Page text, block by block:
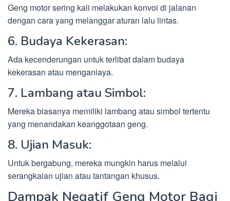
Geng motor sering kali melakukan konvoi di jalanan
dengan cara yang melanggar aturan lalu lintas.
6. Budaya Kekerasan:
Ada kecenderungan untuk terlibat dalam budaya
kekerasan atau menganiaya.
7. Lambang atau Simbol:
Mereka biasanya memiliki lambang atau simbol tertentu
yang menandakan keanggotaan geng.
8. Ujian Masuk:
Untuk bergabung, mereka mungkin harus melalui
serangkaian ujian atau tantangan khusus.
Dampak Negatif Geng Motor Bagi